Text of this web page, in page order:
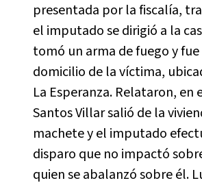
presentada por la fiscalía,
el imputado se dirigió a la
tomó un arma de fuego y
domicilio de la víctima,
La Esperanza. Relataron, en
Santos Villar salió de la
machete y el imputado
disparo que no impactó
quien se abalanzó sobre él.